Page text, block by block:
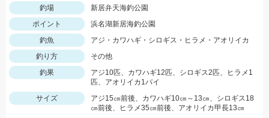
釣場
新居弁天海釣公園
ポイント
浜名湖新居海釣公園
釣魚
アジ・カワハギ・シロギス・ヒラメ・アオリイカ
釣り方
その他
釣果
アジ10匹、カワハギ12匹、シロギス2匹、ヒラメ1
匹、アオリイカ1パイ
サイズ
アジ15㎝前後、カワハギ10㎝～13㎝、シロギス18
㎝前後、ヒラメ35㎝前後、アオリイカ甲長13㎝